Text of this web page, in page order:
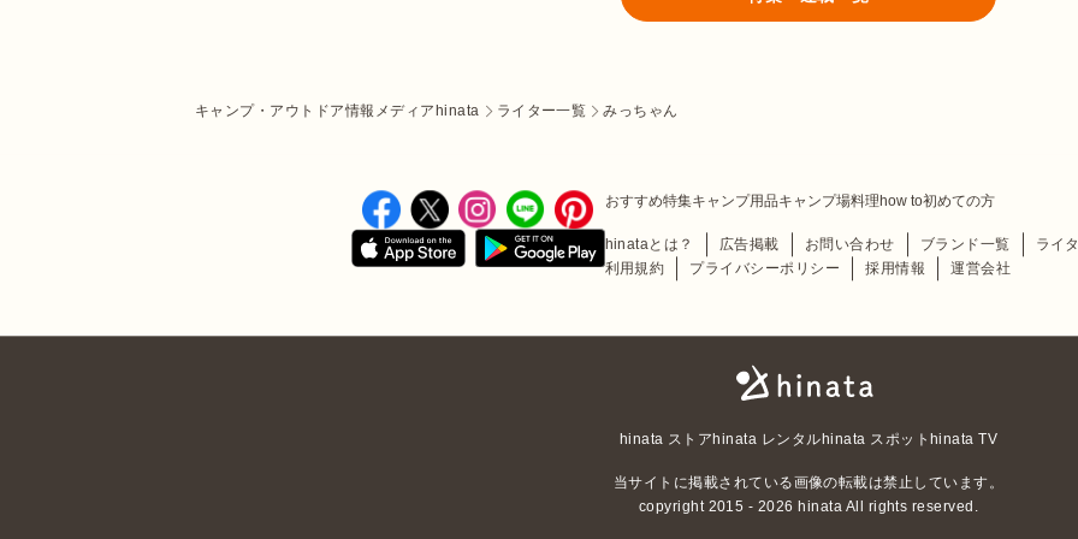
キャンプ・アウトドア情報メディアhinata ライター一覧 みっちゃん
おすすめ特集キャンプ用品キャンプ場料理 how to初めての方
hinataとは？ 広告掲載 お問い合わせ ブランド一覧 ライ
利用規約
プライバシーポリシー 採用情報 運営会社
好きになる〜 | キャン
ディア
hinata ストア hinata レンタル hinata スポット hinata TV
当サイトに掲載されている画像の転載は禁止しています。
copyright 2015 - 2026 hinata All rights reserved.